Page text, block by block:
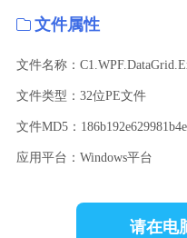
文件属性
文件类型：32位PE文件
应用平台：Windows平台
请在电